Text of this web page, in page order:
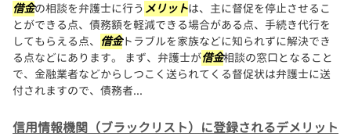
借金の相談を弁護士に行う メリットは、主に督促を停止させるこ
とができる点、債務額を軽減できる場合がある点、手続き代行を
してもらえる点、 借金トラブルを家族などに知られずに解決でき
る点などにあります。 まず、弁護士が借金相談の窓口となること
で、金融業者などからしつこく送られてくる督促状は弁護士に送
付されますので、債務者...
信用情報機関（ブラックリスト）に登録されるデメリット